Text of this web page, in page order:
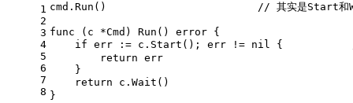
1
2
3
4
5
6
7
8
cmd.Run()                        // 其实是Start和Wait
func (c *Cmd) Run()
        return err
    }
}